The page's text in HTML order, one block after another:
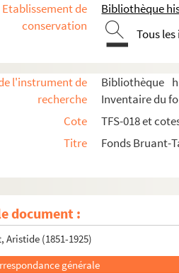
Etablissement de
conservation
Bibliothèque
Tous
l'instrument de
recherche
Bibliothèque
Inventaire du
Cote
TFS-018 et
Titre
Fonds Bruant-
document :
Aristide (1851-1925)
générale